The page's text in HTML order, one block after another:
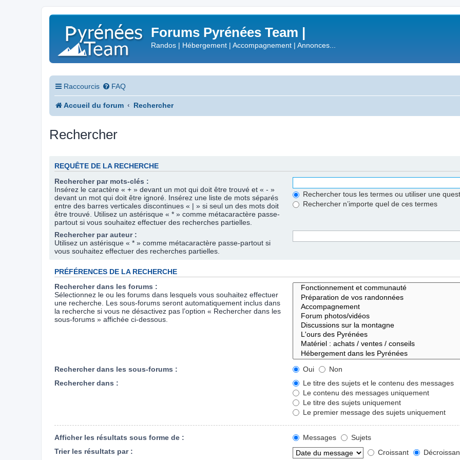
Forums Pyrénées Team |
Randos | Hébergement | Accompagnement | Annonces...
Raccourcis FAQ
Accueil du forum Rechercher
Rechercher
REQUÊTE DE LA RECHERCHE
Rechercher par mots-clés :
Insérez le caractère « + » devant un mot qui doit être trouvé et « - »
devant un mot qui doit être ignoré. Insérez une liste de mots séparés
entre des barres verticales discontinues « | » si seul un des mots doit
être trouvé. Utilisez un astérisque « * » comme métacaractère passe-
partout si vous souhaitez effectuer des recherches partielles.
Rechercher tous les termes ou utiliser une
Rechercher n’importe quel de ces termes
Rechercher par auteur :
Utilisez un astérisque « * » comme métacaractère passe-partout si
vous souhaitez effectuer des recherches partielles.
PRÉFÉRENCES DE LA RECHERCHE
Rechercher dans les forums :
Sélectionnez le ou les forums dans lesquels vous souhaitez effectuer
une recherche. Les sous-forums seront automatiquement inclus dans
la recherche si vous ne désactivez pas l’option « Rechercher dans les
sous-forums » affichée ci-dessous.
Rechercher dans les sous-forums : Oui
Non
Rechercher dans :
Le titre des sujets et le contenu des messages
Le contenu des messages uniquement
Le titre des sujets uniquement
Le premier message des sujets uniquement
Afficher les résultats sous forme de : Messages
Sujets
Trier les résultats par :
Croissant